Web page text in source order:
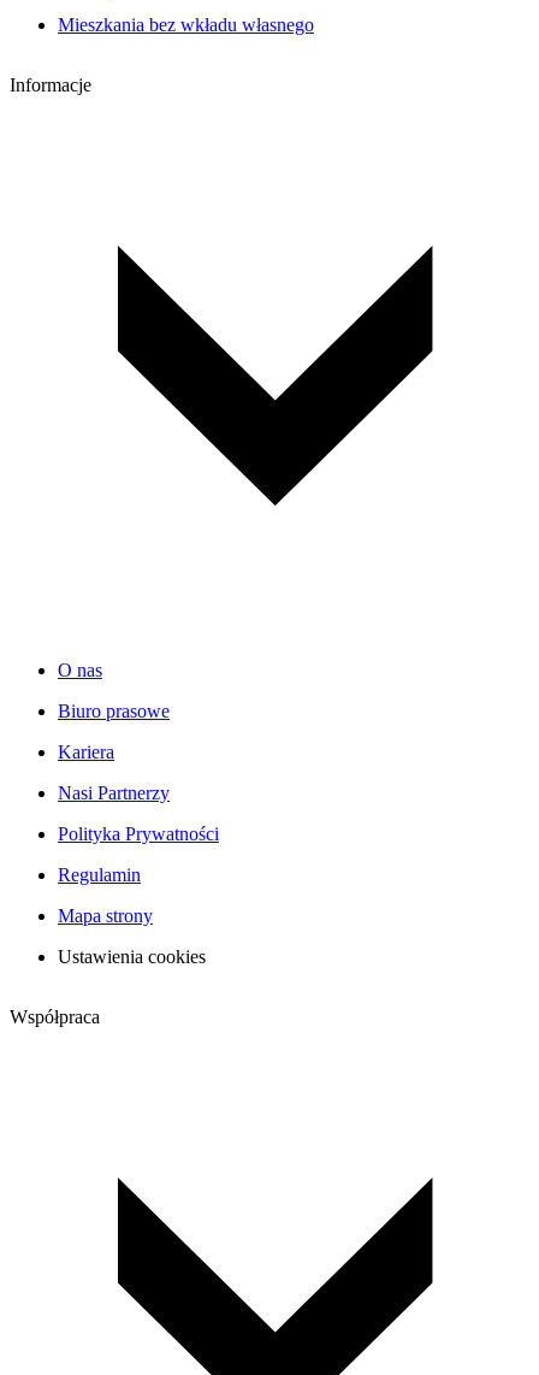
Mieszkania bez wkładu własnego
Informacje
O nas
Biuro prasowe
Kariera
Nasi Partnerzy
Polityka Prywatności
Regulamin
Mapa strony
Ustawienia cookies
Współpraca